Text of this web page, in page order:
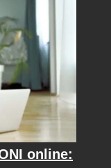
online: